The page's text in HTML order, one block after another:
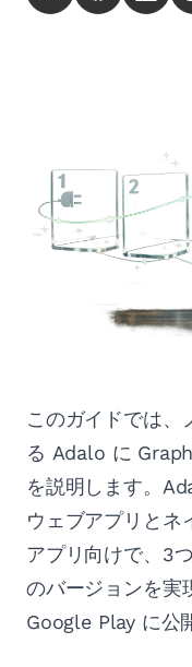
このガイドでは、
る Adalo に
を説明します。
ウェブアプリと
アプリ向けで、3
のバージョンを
Google Play に公